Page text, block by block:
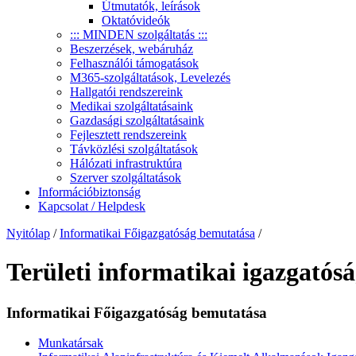
Útmutatók, leírások
Oktatóvideók
::: MINDEN szolgáltatás :::
Beszerzések, webáruház
Felhasználói támogatások
M365-szolgáltatások, Levelezés
Hallgatói rendszereink
Medikai szolgáltatásaink
Gazdasági szolgáltatásaink
Fejlesztett rendszereink
Távközlési szolgáltatások
Hálózati infrastruktúra
Szerver szolgáltatások
Információbiztonság
Kapcsolat / Helpdesk
Nyitólap / Informatikai Főigazgatóság bemutatása /
Területi informatikai
Informatikai Főigazgatóság bemutatása
Munkatársak